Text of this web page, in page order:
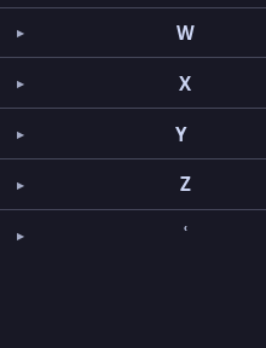
W
X
Y
Z
ʿ